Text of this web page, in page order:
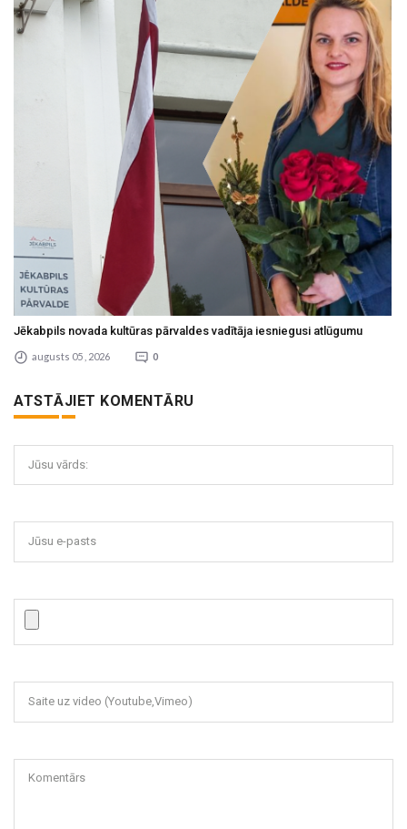
Jēkabpils novada kultūras pārvaldes vadītāja iesniegusi atlūgumu
augusts 05 , 2026 0
ATSTĀJIET KOMENTĀRU
Jūsu vārds:
Jūsu e-pasts
Saite uz video (Youtube,Vimeo)
Komentārs